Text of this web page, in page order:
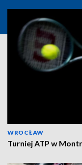
WROCŁAW
Turniej ATP w